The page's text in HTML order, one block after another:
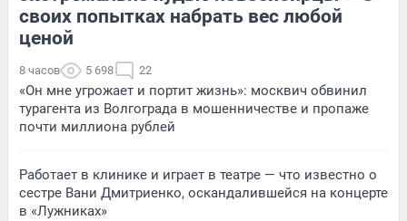
своих попытках набрать вес любой
ценой
8 часов 5 698 22
«Он мне угрожает и портит жизнь»: москвич обвинил
турагента из Волгограда в мошенничестве и пропаже
почти миллиона рублей
Работает в клинике и играет в театре — что известно о
сестре Вани Дмитриенко, оскандалившейся на концерте
в «Лужниках»